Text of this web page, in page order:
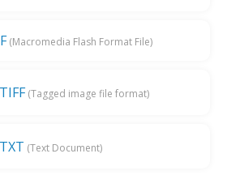
(Macromedia Flash Format File)
(Tagged image file format)
(Text Document)